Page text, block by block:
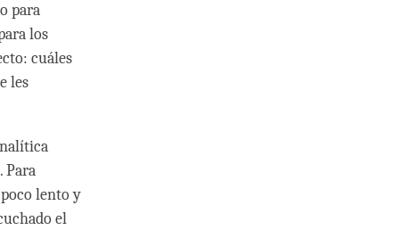
para
los
cuáles
les
Para
lento y
el